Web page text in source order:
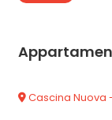
Cascina Nuova